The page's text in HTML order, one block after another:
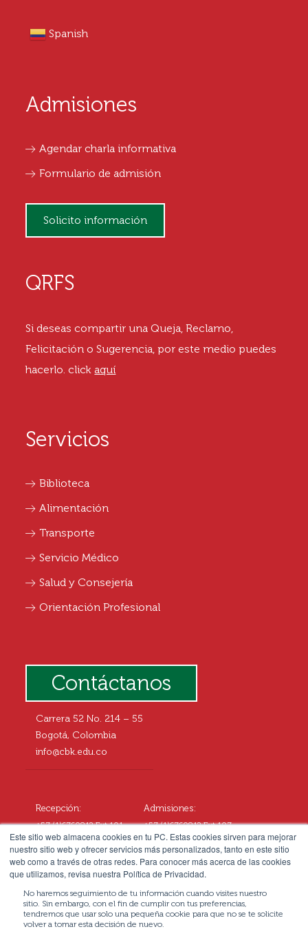
Este sitio web almacena cookies en tu PC. Estas cookies sirven para mejorar
nuestro sitio web y ofrecer servicios más personalizados, tanto en este sitio
web como a través de otras redes. Para conocer más acerca de las cookies
que utilizamos, revisa nuestra Política de Privacidad.
No haremos seguimiento de tu información cuando visites nuestro
sitio. Sin embargo, con el fin de cumplir con tus preferencias,
tendremos que usar solo una pequeña cookie para que no se te solicite
volver a tomar esta decisión de nuevo.
Spanish
Admisiones
Agendar charla informativa
Formulario de admisión
Solicito información
QRFS
Si deseas compartir una Queja, Reclamo,
Felicitación o Sugerencia, por este medio puedes
hacerlo. clickaquí
Servicios
Biblioteca
Alimentación
Transporte
Servicio Médico
Salud y Consejería
Orientación Profesional
Contáctanos
Carrera 52 No. 214 – 55
Bogotá, Colombia
info@cbk.edu.co
Recepción:
+57 (1)6760812 Ext.101
+57 3057677108
Admisiones:
+57 (1)6760812 Ext.107
+57 3102545414